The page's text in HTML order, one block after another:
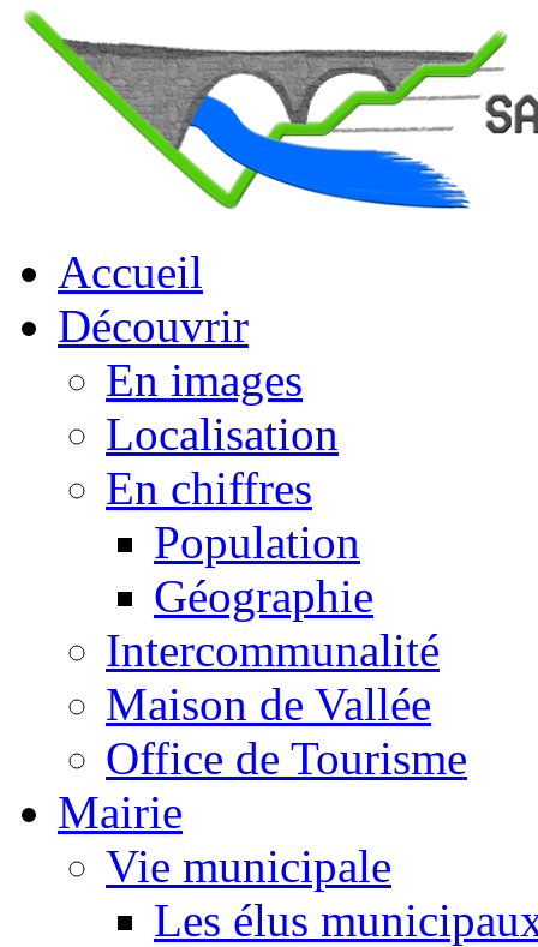
Accueil
Découvrir
En images
Localisation
En chiffres
Population
Géographie
Intercommunalité
Maison de Vallée
Office de Tourisme
Mairie
Vie municipale
Les élus